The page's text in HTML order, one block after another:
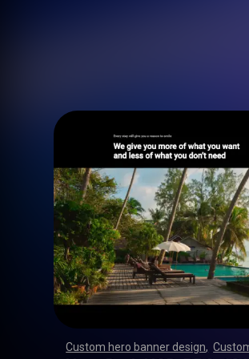
Custom hero banner design ,
,,,,,,,,,,,,,,,,,,,,,,,,,,,,,, ,,,,,,,,
,,,,,,,,,,,,,,,,,,,,,,,,,,,,,, ,,,,,,,,